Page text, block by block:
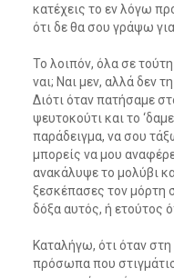
κατέχεις το εν λόγω
ότι δε θα σου γράψω
Το λοιπόν, όλα σε
ναι; Ναι μεν, αλλά δεν
Διότι όταν πατήσαμε
ψευτοκούτι και το
παράδειγμα, να σου
μπορείς να μου
ανακάλυψε το μολύβι
ξεσκέπασες τον μόρτη
δόξα αυτός, ή ετούτος
Καταλήγω, ότι όταν
πρόσωπα που